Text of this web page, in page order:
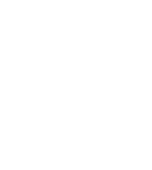
จาก 5, 222 รีวิว